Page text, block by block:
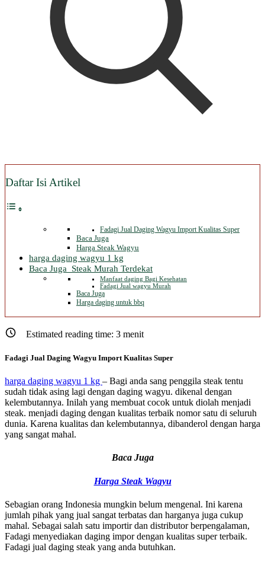
Daftar Isi Artikel
Fadagi Jual Daging Wagyu Import Kualitas Super
Baca Juga
Harga Steak Wagyu
harga daging wagyu 1 kg
Baca Juga Steak Murah Terdekat
Manfaat daging Bagi Kesehatan
Fadagi Jual wagyu Murah
Baca Juga
Harga daging untuk bbq
Estimated reading time: 3 menit
Fadagi Jual Daging Wagyu Import Kualitas Super
harga daging wagyu 1 kg – Bagi anda sang penggila steak tentu
sudah tidak asing lagi dengan daging wagyu. dikenal dengan
kelembutannya. Inilah yang membuat cocok untuk diolah menjadi
steak. menjadi daging dengan kualitas terbaik nomor satu di seluruh
dunia. Karena kualitas dan kelembutannya, dibanderol dengan harga
yang sangat mahal.
Baca Juga
Harga Steak Wagyu
Sebagian orang Indonesia mungkin belum mengenal. Ini karena
jumlah pihak yang jual sangat terbatas dan harganya juga cukup
mahal. Sebagai salah satu importir dan distributor berpengalaman,
Fadagi menyediakan daging impor dengan kualitas super terbaik.
Fadagi jual daging steak yang anda butuhkan.